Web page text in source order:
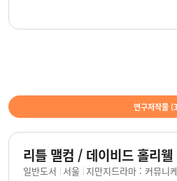
연구저작물 (3
일반도서 서울 지만지드라마 : 커뮤니